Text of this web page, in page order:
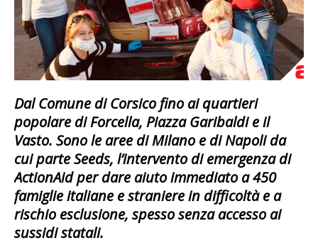
Dal Comune di Corsico fino ai quartieri
popolare di Forcella, Piazza Garibaldi e il
Vasto. Sono le aree di Milano e di Napoli da
cui parteSeeds, l’intervento di emergenza di
ActionAid per dare aiuto immediato a 450
famiglie italiane e straniere in difficoltà e a
rischio esclusione, spesso senza accesso ai
sussidi statali.